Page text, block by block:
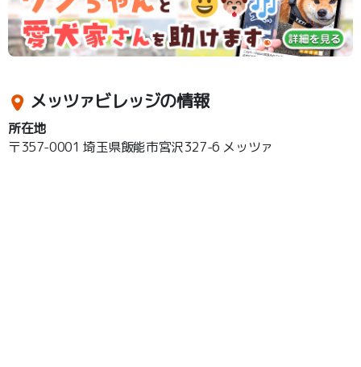
メッツァビレッジの情報
所在地
〒357-0001 埼玉県飯能市宮沢327-6 メッツァ